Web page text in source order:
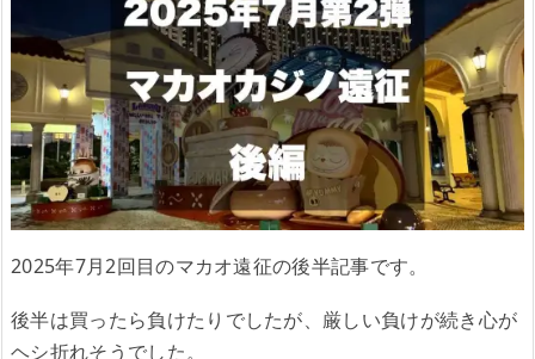
2025年7月2回目のマカオ遠征の後半記事です。
後半は買ったら負けたりでしたが、厳しい負けが続き心が
ヘシ折れそうでした。